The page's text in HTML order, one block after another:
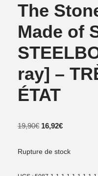
The
Made of
ray] –
ÉTAT
19,90€ 16,92€
Rupture de stock